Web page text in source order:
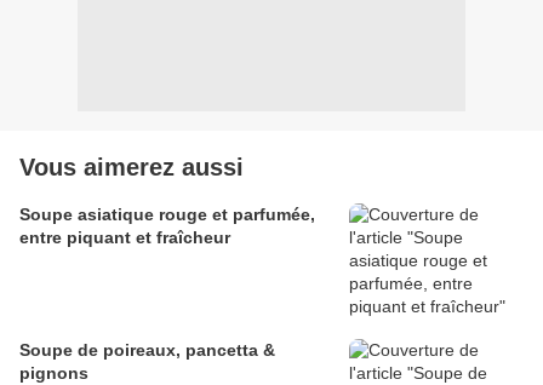
Vous aimerez aussi
Soupe asiatique rouge et parfumée,
entre piquant et fraîcheur
Soupe de poireaux, pancetta &
pignons